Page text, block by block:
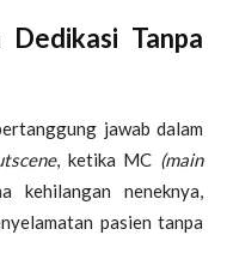
Tanpa
jawab dalam
, ketika MC (main
kehilangan neneknya,
pasien tanpa